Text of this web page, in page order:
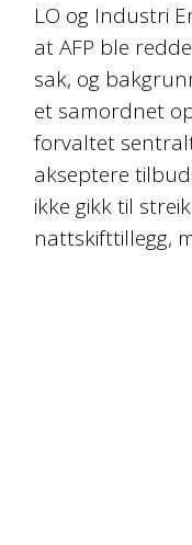
LO og Industri
at AFP ble
sak, og
et samordnet
forvaltet
akseptere
ikke gikk til
nattskifttillegg,